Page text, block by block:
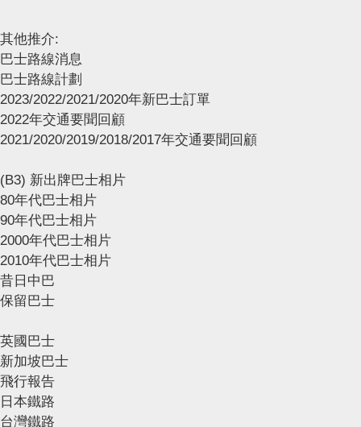
其他推介:
巴士路線消息
巴士路線計劃
2023/2022/2021/2020年新巴士訂單
2022年交通要聞回顧
2021/2020/2019/2018/2017年交通要聞回顧
(B3) 新出牌巴士相片
80年代巴士相片
90年代巴士相片
2000年代巴士相片
2010年代巴士相片
昔日中巴
保留巴士
英國巴士
新加坡巴士
飛行報告
日本鐵路
台灣鐵路